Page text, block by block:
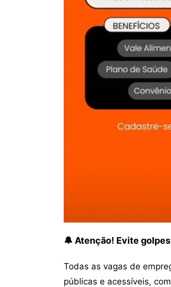
🔔 Atenção! Evite
Todas as vagas de
públicas e acessíveis,